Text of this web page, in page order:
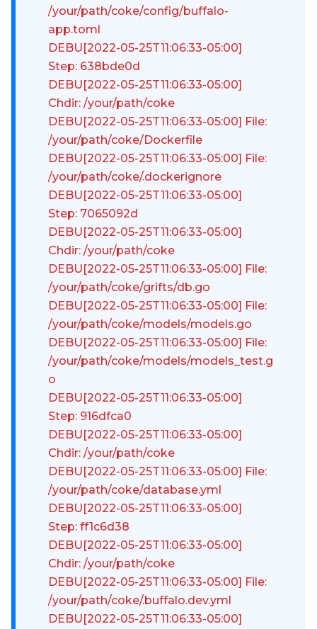
/your/path/coke/config/buffalo-
app.toml
DEBU[2022-05-25T11:06:33-05:00]
Step: 638bde0d
DEBU[2022-05-25T11:06:33-05:00]
Chdir: /your/path/coke
DEBU[2022-05-25T11:06:33-05:00] File:
/your/path/coke/Dockerfile
DEBU[2022-05-25T11:06:33-05:00] File:
/your/path/coke/.dockerignore
DEBU[2022-05-25T11:06:33-05:00]
Step: 7065092d
DEBU[2022-05-25T11:06:33-05:00]
Chdir: /your/path/coke
DEBU[2022-05-25T11:06:33-05:00] File:
/your/path/coke/grifts/db.go
DEBU[2022-05-25T11:06:33-05:00] File:
/your/path/coke/models/models.go
DEBU[2022-05-25T11:06:33-05:00] File:
/your/path/coke/models/models_test.g
o
DEBU[2022-05-25T11:06:33-05:00]
Step: 916dfca0
DEBU[2022-05-25T11:06:33-05:00]
Chdir: /your/path/coke
DEBU[2022-05-25T11:06:33-05:00] File:
/your/path/coke/database.yml
DEBU[2022-05-25T11:06:33-05:00]
Step: ff1c6d38
DEBU[2022-05-25T11:06:33-05:00]
Chdir: /your/path/coke
DEBU[2022-05-25T11:06:33-05:00] File:
/your/path/coke/.buffalo.dev.yml
DEBU[2022-05-25T11:06:33-05:00]